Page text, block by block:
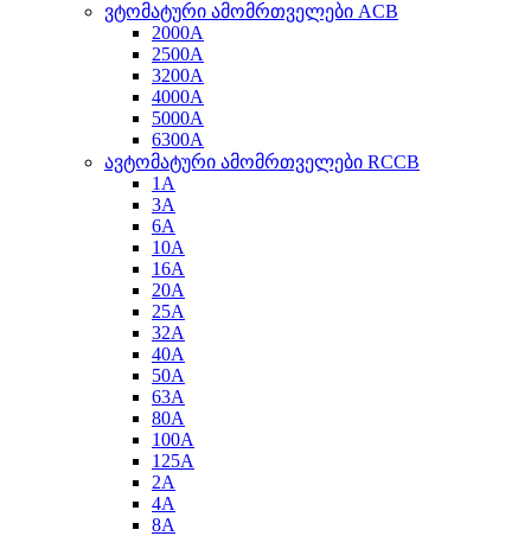
ვტომატური ამომრთველები ACB
2000A
2500A
3200A
4000A
5000A
6300A
ავტომატური ამომრთველები RCCB
1A
3A
6A
10A
16A
20A
25A
32A
40A
50A
63A
80A
100A
125A
2A
4A
8A